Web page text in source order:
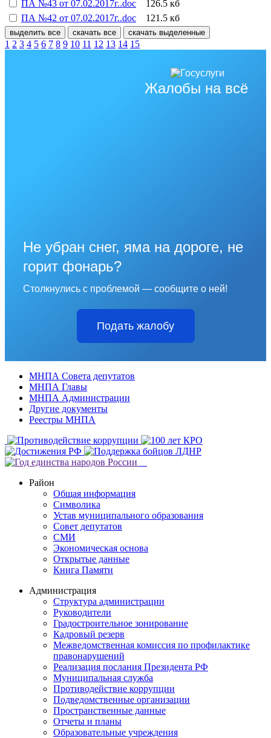
ПА №43 от 07.02.2017г..doc
126.5 кб
ПА №42 от 07.02.2017г..doc
121.5 кб
выделить все скачать все скачать выделенные
1 2 3 4 5 6 7 8 9 10 11 12 13 14 15
Жалобы на всё
Не убран снег, яма на дороге, не
горит фонарь?
Столкнулись с проблемой — сообщите о ней!
Подать жалобу
МНПА Совета депутатов
МНПА Главы
МНПА Администрации
Другие документы
Реестры МНПА
Район
Общая информация
Символика
Устав муниципального образования
Совет депутатов
СМИ
Экономическая основа
Открытые данные
Книга Памяти
Администрация
Структура администрации
Руководители
Градостроительное зонирование
Кадровый резерв
Межведомственная комиссия по профилактике
правонарушений
Реализация послания Президента РФ
Муниципальная служба
Противодействие коррупции
Подведомственные организации
Пространственные данные
Отчеты и планы
Образовательные учреждения